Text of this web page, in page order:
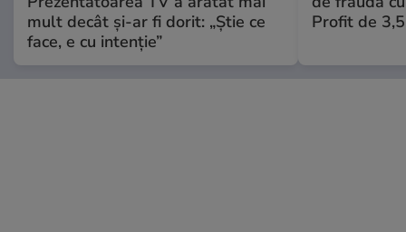
mult decât și-ar fi dorit: „Știe ce
face, e cu intenție”
Profit de